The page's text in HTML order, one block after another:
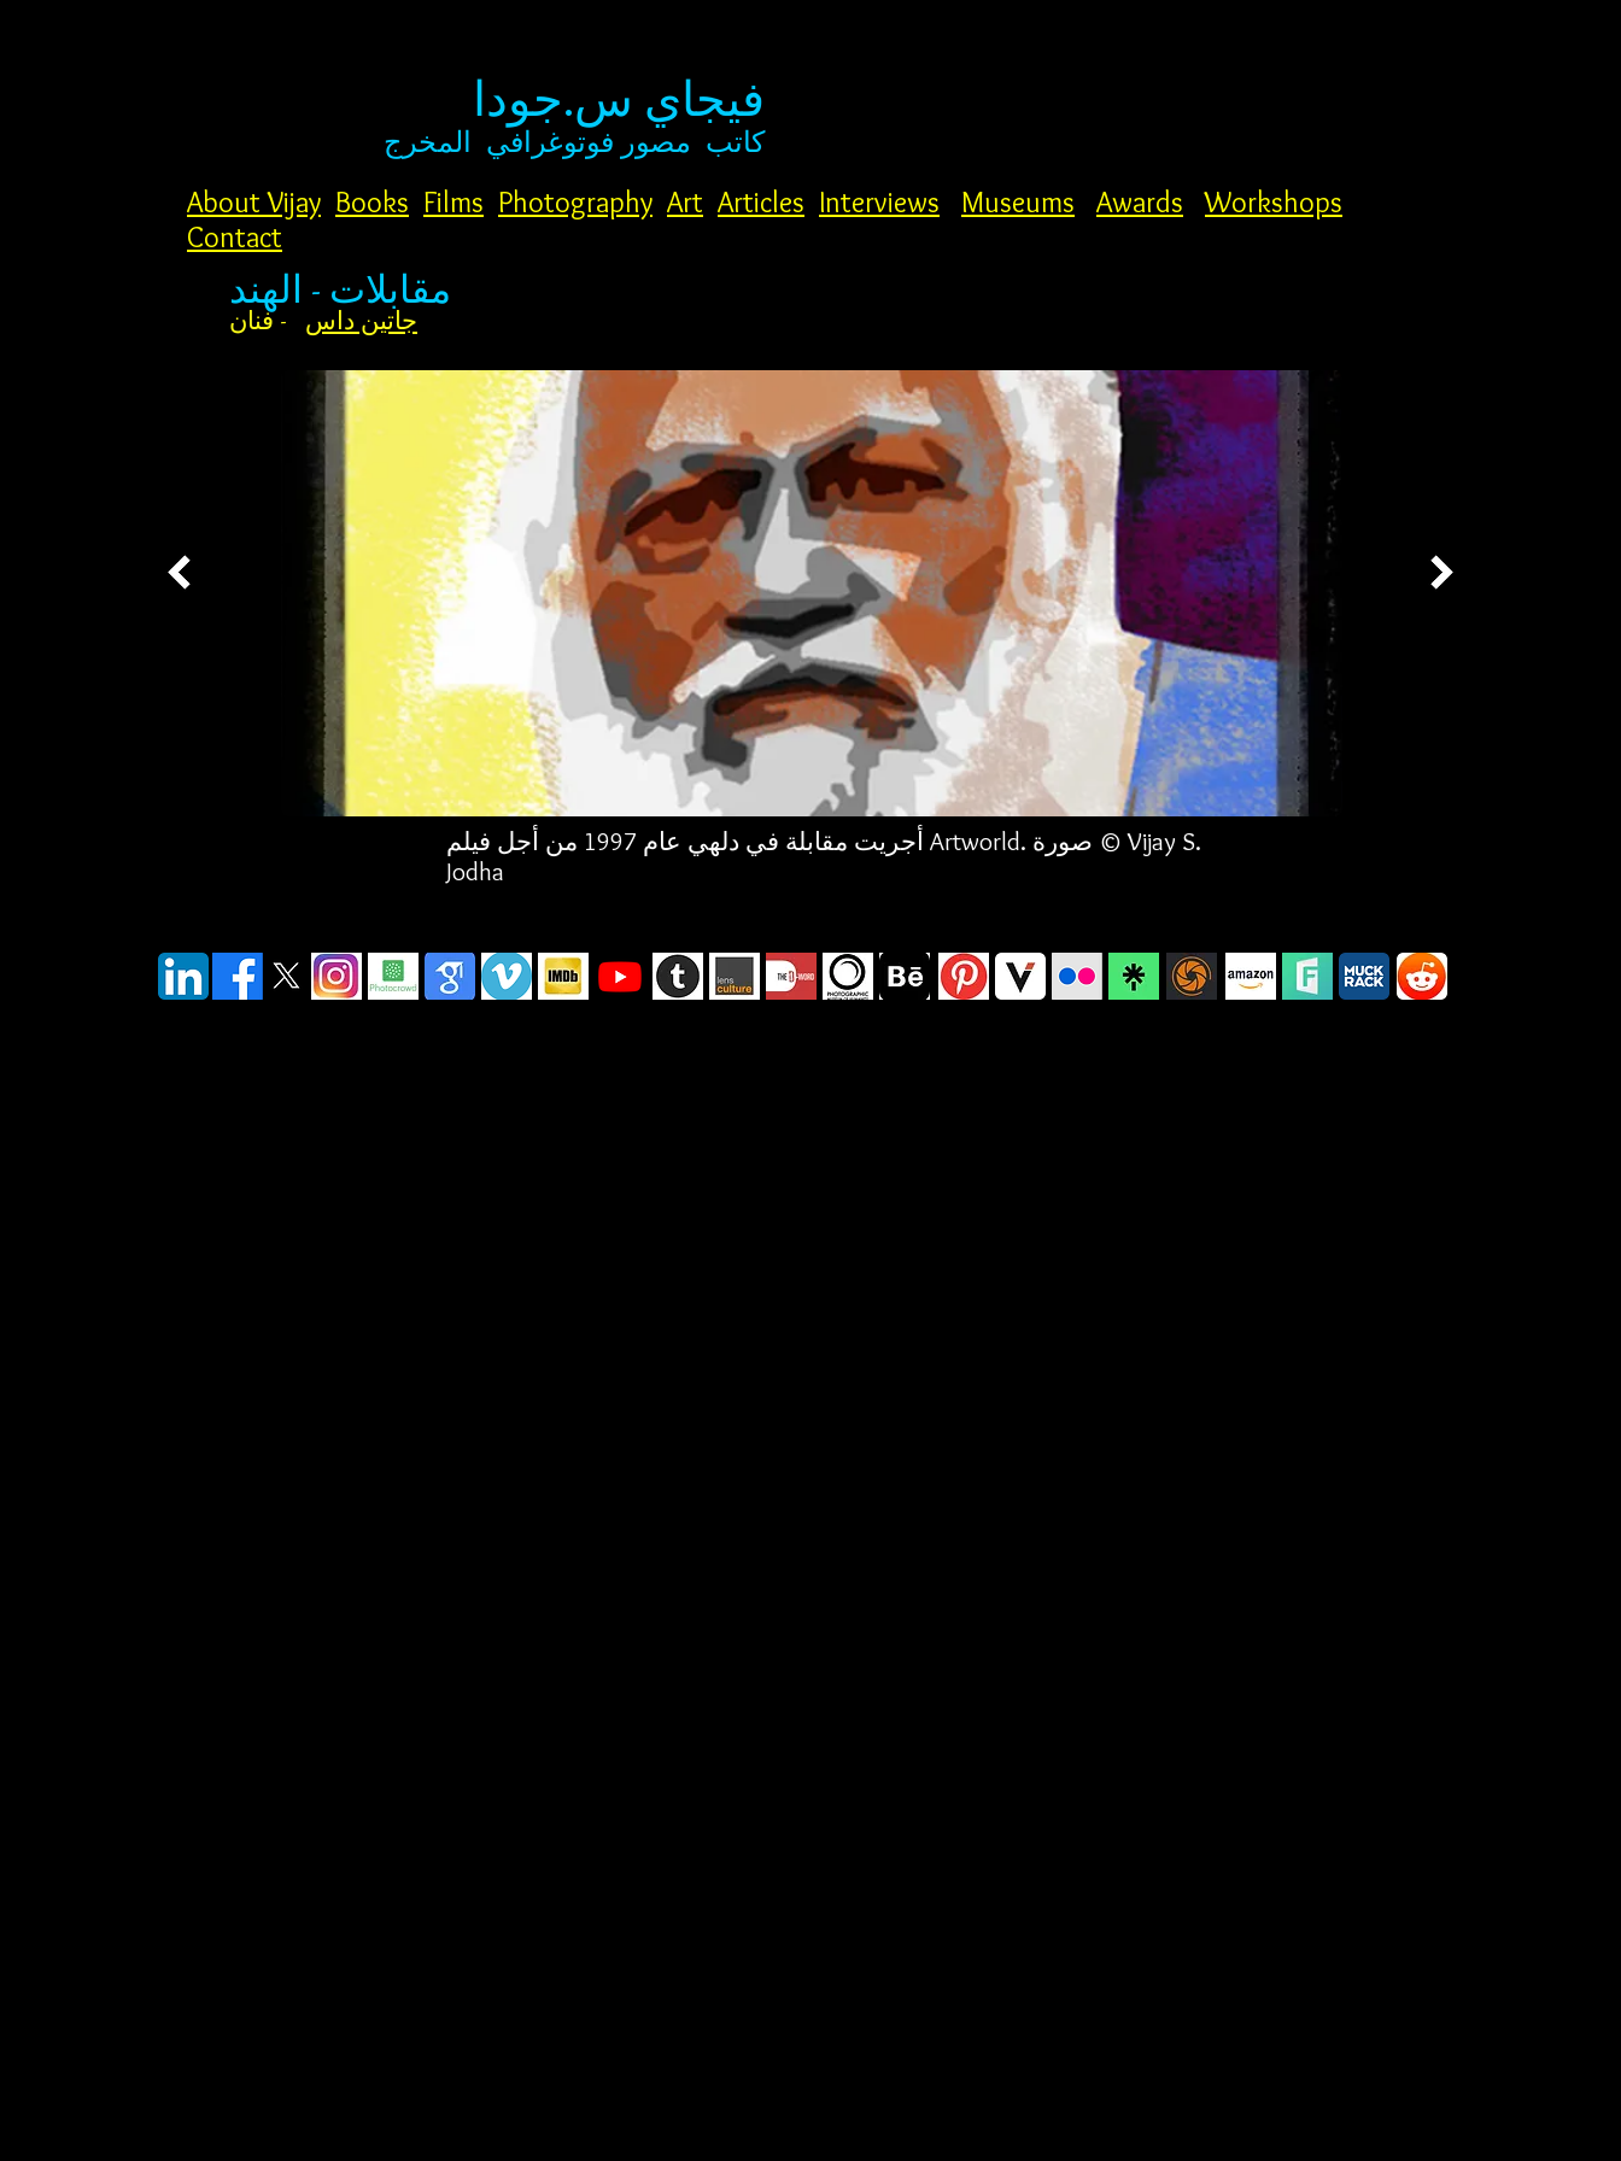
فيجاي س.جودا
كاتب مصور فوتوغرافي المخرج
About Vijay Books Films Photography Art Articles Interviews Museums Awards
Workshops
Contact
جاتين داس - فنان
مقابلات - الهند
أجريت مقابلة في دلهي عام 1997 من أجل فيلم Artworld. صورة © Vijay S.
Jodha